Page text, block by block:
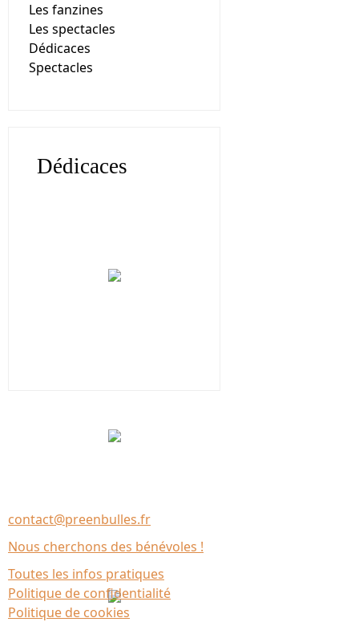
Les fanzines
Les spectacles
Dédicaces
Spectacles
Dédicaces
contact@preenbulles.fr
Nous cherchons des bénévoles !
Toutes les infos pratiques
Politique de confidentialité
Politique de cookies